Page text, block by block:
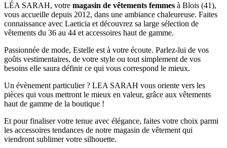
LÉA SARAH, votre magasin de vêtements femmes à Blois (41),
vous accueille depuis 2012, dans une ambiance chaleureuse. Faites
connaissance avec Laeticia et découvrez sa large sélection de
vêtements du 36 au 44 et accessoires haut de gamme.
Passionnée de mode, Estelle est à votre écoute. Parlez-lui de vos
goûts vestimentaires, de votre style ou tout simplement de vos
besoins elle saura définir ce qui vous correspond le mieux.
Un évènement particulier ? LEA SARAH vous oriente vers les
pièces qui vous mettront le mieux en valeur, grâce aux vêtements
haut de gamme de la boutique !
Et pour finaliser votre tenue avec élégance, faites votre choix parmi
les accessoires tendances de notre magasin de vêtement qui
viendront sublimer votre silhouette.